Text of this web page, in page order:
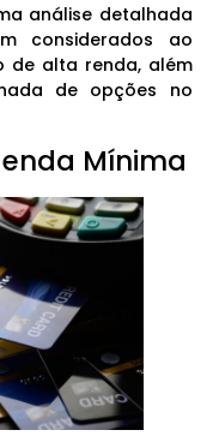
análise detalhada
considerados ao
de alta renda, além
de opções no
Mínima